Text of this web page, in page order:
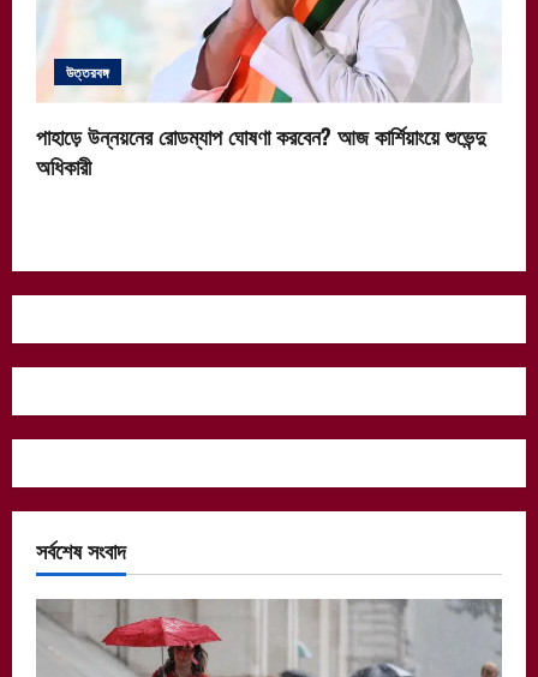
উত্তরবঙ্গ
পাহাড়ে উন্নয়নের রোডম্যাপ ঘোষণা করবেন? আজ কার্শিয়াংয়ে শুভেন্দু
অধিকারী
সর্বশেষ সংবাদ